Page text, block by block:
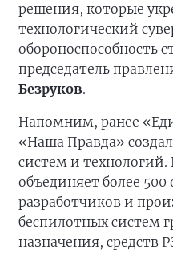
решения, которые
технологический
обороноспособность
председатель
Безруков.
Напомним, ранее
«Наша Правда»
систем и
объединяет более
разработчиков и
беспилотных систем
назначения, средств